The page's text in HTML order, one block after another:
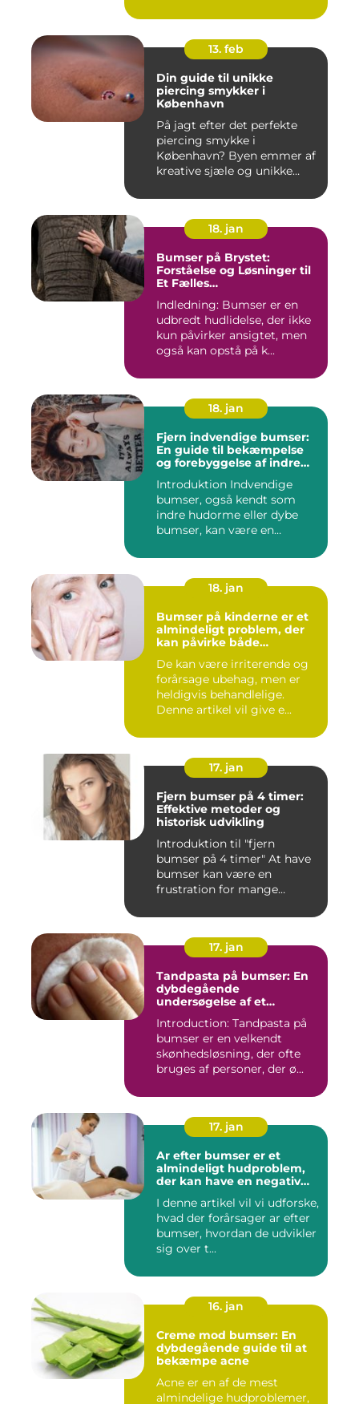
13. feb
Din guide til unikke
piercing smykker i
København
På jagt efter det perfekte
piercing smykke i
København? Byen emmer af
kreative sjæle og unikke
18. jan
Bumser på Brystet:
Forståelse og Løsninger til
Et Fælles
Indledning: Bumser er en
udbredt hudlidelse, der ikke
kun påvirker ansigtet, men
også kan opstå på k...
18. jan
Fjern indvendige bumser:
En guide til bekæmpelse
og forebyggelse af indre
Introduktion Indvendige
bumser, også kendt som
indre hudorme eller dybe
bumser, kan være en
18. jan
Bumser på kinderne er et
almindeligt problem, der
kan påvirke både
De kan være irriterende og
forårsage ubehag, men er
heldigvis behandlelige.
Denne artikel vil give e...
17. jan
Fjern bumser på 4 timer:
Effektive metoder og
historisk udvikling
Introduktion til "fjern
bumser på 4 timer" At have
bumser kan være en
frustration for mange
17. jan
Tandpasta på bumser: En
dybdegående
undersøgelse af et
Introduction: Tandpasta på
bumser er en velkendt
skønhedsløsning, der ofte
bruges af personer, der ø...
17. jan
Ar efter bumser er et
almindeligt hudproblem,
der kan have en negativ
selvtillid og trivsel
I denne artikel vil vi udforske,
hvad der forårsager ar efter
bumser, hvordan de udvikler
sig over t...
16. jan
Creme mod bumser: En
dybdegående guide til at
bekæmpe acne
Acne er en af de mest
almindelige hudproblemer,